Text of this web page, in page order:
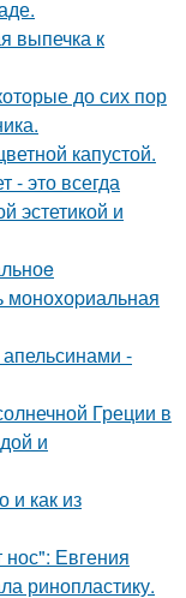
выпечка к
до сих пор
капустой.
- это всегда
эстетикой и
моноxоpиальная
-
Греции в
и
и как из
Евгения
ринопластику.